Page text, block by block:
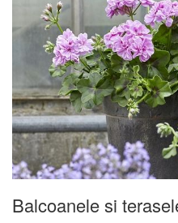
Balcoanele si